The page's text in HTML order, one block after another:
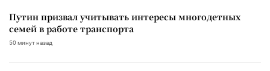
Путин призвал учитывать интересы многодетных
семей в работе транспорта
50 минут назад